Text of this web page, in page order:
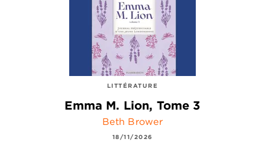
LITTÉRATURE
Emma M. Lion, Tome 3
Beth Brower
18/11/2026